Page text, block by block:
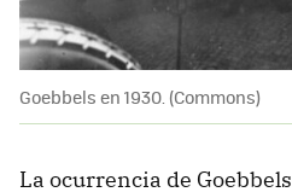
Goebbels en 1930. (Commons)
La ocurrencia de Goebbels